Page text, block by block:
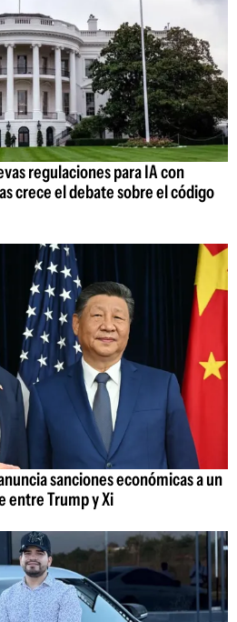
regulaciones para IA con
crece el debate sobre el código
sanciones económicas a un
entre Trump y Xi